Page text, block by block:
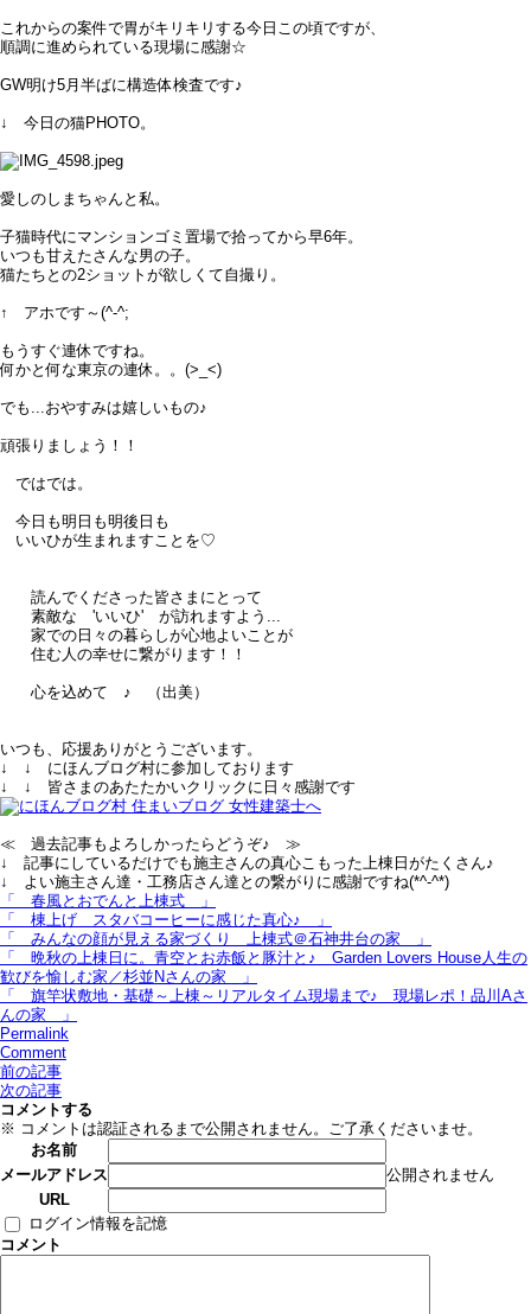
これからの案件で胃がキリキリする今日この頃ですが、
順調に進められている現場に感謝☆
GW明け5月半ばに構造体検査です♪
↓ 今日の猫PHOTO。
愛しのしまちゃんと私。
子猫時代にマンションゴミ置場で拾ってから早6年。
いつも甘えたさんな男の子。
猫たちとの2ショットが欲しくて自撮り。
↑ アホです～(^-^;
もうすぐ連休ですね。
何かと何な東京の連休。。(>_<)
でも...おやすみは嬉しいもの♪
頑張りましょう！！
ではでは。
今日も明日も明後日も
いいひが生まれますことを♡
読んでくださった皆さまにとって
素敵な 'いいひ' が訪れますよう...
家での日々の暮らしが心地よいことが
住む人の幸せに繋がります！！
心を込めて ♪ （出美）
いつも、応援ありがとうございます。
↓ ↓ にほんブログ村に参加しております
↓ ↓ 皆さまのあたたかいクリックに日々感謝です
≪ 過去記事もよろしかったらどうぞ♪ ≫
↓ 記事にしているだけでも施主さんの真心こもった上棟日がたくさん♪
↓ よい施主さん達・工務店さん達との繋がりに感謝ですね(*^-^*)
「 春風とおでんと上棟式 」
「 棟上げ＿スタバコーヒーに感じた真心♪ 」
「 みんなの顔が見える家づくり＿上棟式＠石神井台の家 」
「 晩秋の上棟日に。青空とお赤飯と豚汁と♪＿Garden Lovers House人生の
歓びを愉しむ家／杉並Nさんの家 」
「 旗竿状敷地・基礎～上棟～リアルタイム現場まで♪＿現場レポ！品川Aさ
んの家 」
Permalink
Comment
前の記事
次の記事
コメントする
※ コメントは認証されるまで公開されません。ご了承くださいませ。
お名前
メールアドレス
公開されません
URL
ログイン情報を記憶
コメント